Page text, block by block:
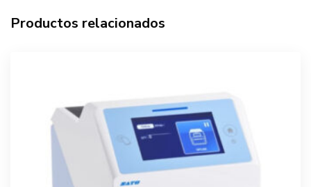
Productos relacionados